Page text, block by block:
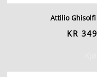
Attilio Ghisolfi
KR